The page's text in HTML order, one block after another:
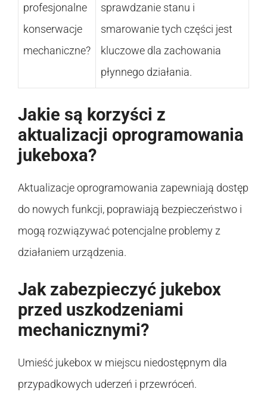
profesjonalne
konserwacje
mechaniczne?
sprawdzanie stanu i
smarowanie tych części jest
kluczowe dla zachowania
płynnego działania.
Jakie są korzyści z
aktualizacji oprogramowania
jukeboxa?
Aktualizacje oprogramowania zapewniają dostęp
do nowych funkcji, poprawiają bezpieczeństwo i
mogą rozwiązywać potencjalne problemy z
działaniem urządzenia.
Jak zabezpieczyć jukebox
przed uszkodzeniami
mechanicznymi?
Umieść jukebox w miejscu niedostępnym dla
przypadkowych uderzeń i przewróceń.